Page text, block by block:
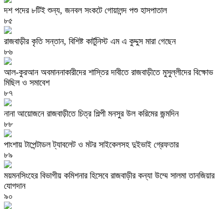
দশ পদের ৮টিই শুন্য, জনবল সংকটে গোয়ালন্দ পশু হাসপাতাল
৮৫
রাজবাড়ীর কৃতি সন্তান, বিশিষ্ট কার্টুনিস্ট এম এ কুদ্দুস মারা গেছেন
৮৬
আল-কুরআন অবমাননাকারীদের শাস্তির দাবীতে রাজবাড়ীতে মুসুল্লীদের বিক্ষোভ
মিছিল ও সমাবেশ
৮৭
নানা আয়োজনে রাজবাড়ীতে চিত্র শিল্পী মনসুর উল করিমের জন্মদিন
৮৮
পাংশায় টাপেন্টাডল ট্যাবলেট ও মটর সাইকেলসহ দুইভাই গ্রেফতার
৮৯
ময়মনসিংহের বিভাগীয় কমিশনার হিসেবে রাজবাড়ীর কন্যা উম্মে সালমা তানজিয়ার
যোগদান
৯০